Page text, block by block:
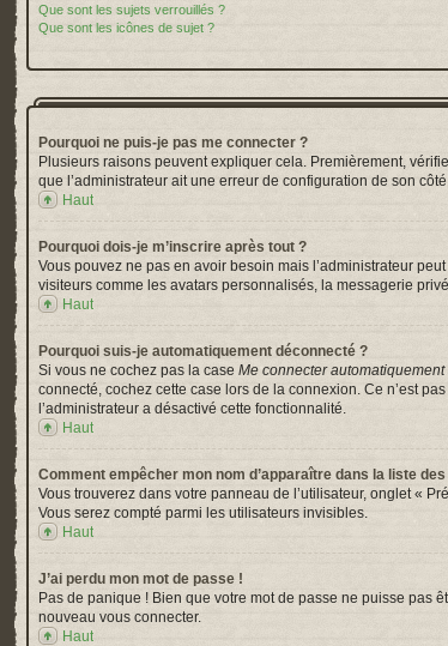
Que sont les sujets verrouillés ?
Que sont les icônes de sujet ?
Pourquoi ne puis-je pas me connecter ?
Plusieurs raisons peuvent expliquer cela. Premièrement,
que l’administrateur ait une erreur de configuration de son
Haut
Pourquoi dois-je m’inscrire après tout ?
Vous pouvez ne pas en avoir besoin mais l’administrateur
visiteurs comme les avatars personnalisés, la messagerie
Haut
Pourquoi suis-je automatiquement déconnecté ?
Si vous ne cochez pas la case Me connecter
connecté, cochez cette case lors de la connexion. Ce n’est
l’administrateur a désactivé cette fonctionnalité.
Haut
Comment empêcher mon nom d’apparaître dans la liste
Vous trouverez dans votre panneau de l’utilisateur, onglet «
Vous serez compté parmi les utilisateurs invisibles.
Haut
J’ai perdu mon mot de passe !
Pas de panique ! Bien que votre mot de passe ne puisse pas
nouveau vous connecter.
Haut